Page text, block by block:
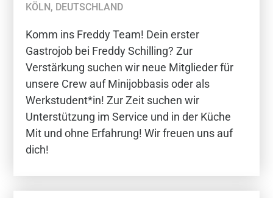
KÖLN, DEUTSCHLAND
Komm ins Freddy Team! Dein erster
Gastrojob bei Freddy Schilling? Zur
Verstärkung suchen wir neue Mitglieder für
unsere Crew auf Minijobbasis oder als
Werkstudent*in! Zur Zeit suchen wir
Unterstützung im Service und in der Küche
Mit und ohne Erfahrung! Wir freuen uns auf
dich!